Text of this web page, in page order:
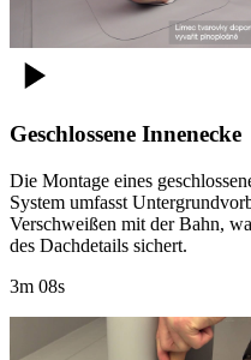
Geschlossene Innenecke
Die Montage eines
System umfasst
Verschweißen mit der Bahn,
des Dachdetails sichert.
3m 08s